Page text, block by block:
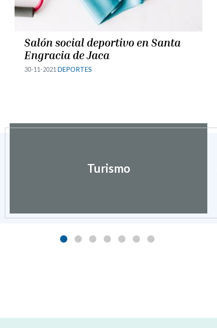
Salón social deportivo en Santa
Engracia de Jaca
30-11-2021 DEPORTES
Turismo